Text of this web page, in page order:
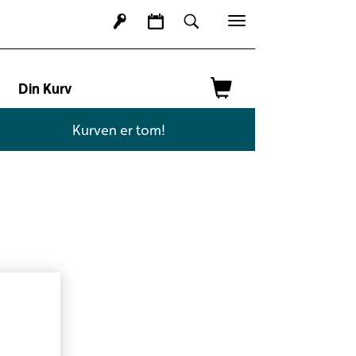
Toggle
navigation
Din Kurv
Kurven er tom!